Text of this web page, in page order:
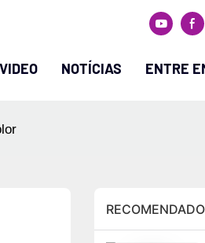
VIDEO NOTÍCIAS ENTRE